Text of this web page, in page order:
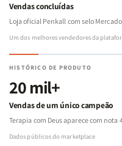
Vendas concluídas
Loja oficial Penkall com selo
Um dos melhores vendedores da
HISTÓRICO DE PRODUTO
20 mil+
Vendas de um único campeão
Terapia com Deus aparece com nota
Dados públicos do marketplace